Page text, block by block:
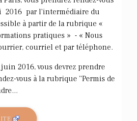
2016 par l'intermédiaire du
à partir de la rubrique «
pratiques » - « Nous
courriel et par téléphone.
2016, vous devrez prendre
vous à la rubrique ''Permis de